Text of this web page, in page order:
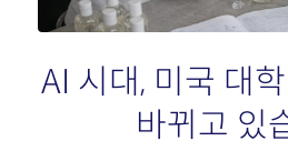
AI 시대, 미국 대
바뀌고 있